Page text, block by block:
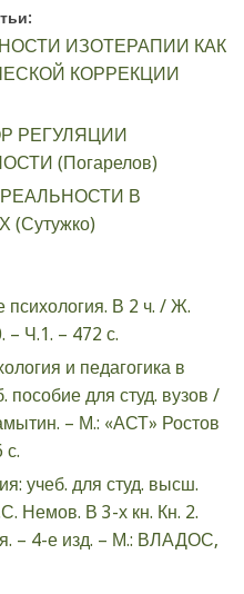
ИЗОТЕРАПИИ КАК
КОРРЕКЦИИ
РЕГУЛЯЦИИ
(Погарелов)
В
психология. В 2 ч. / Ж.
Ч.1. – 472 с.
и педагогика в
пособие для студ. вузов /
– М.: «АСТ» Ростов
с.
учеб. для студ. высш.
Немов. В 3-х кн. Кн. 2.
– 4-е изд. – М.: ВЛАДОС,